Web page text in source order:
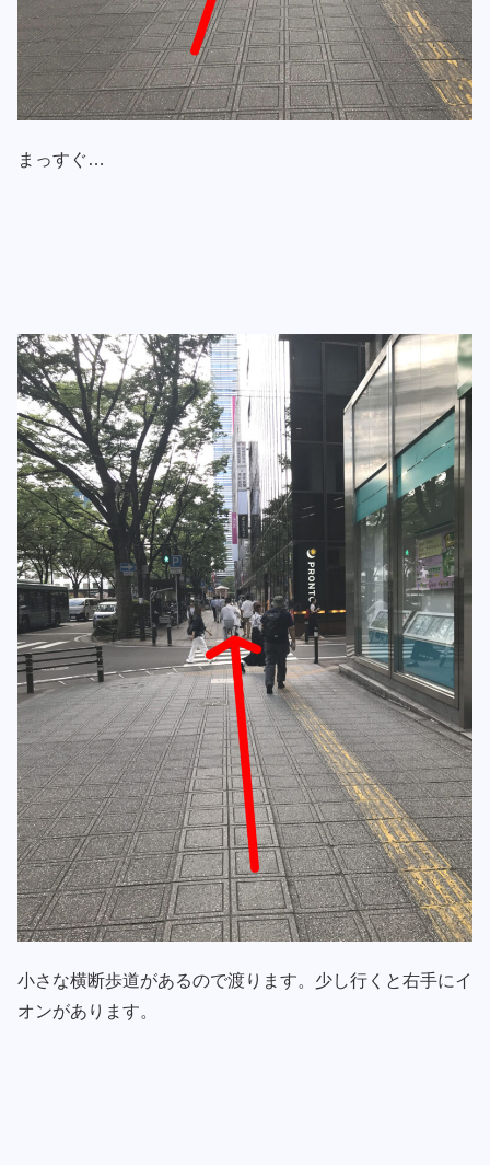
まっすぐ…
小さな横断歩道があるので渡ります。少し行くと右手にイ
オンがあります。